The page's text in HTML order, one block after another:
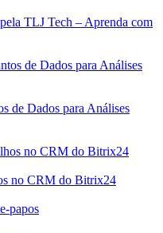
TLJ Tech – Aprenda com
de Dados para Análises
no CRM do Bitrix24